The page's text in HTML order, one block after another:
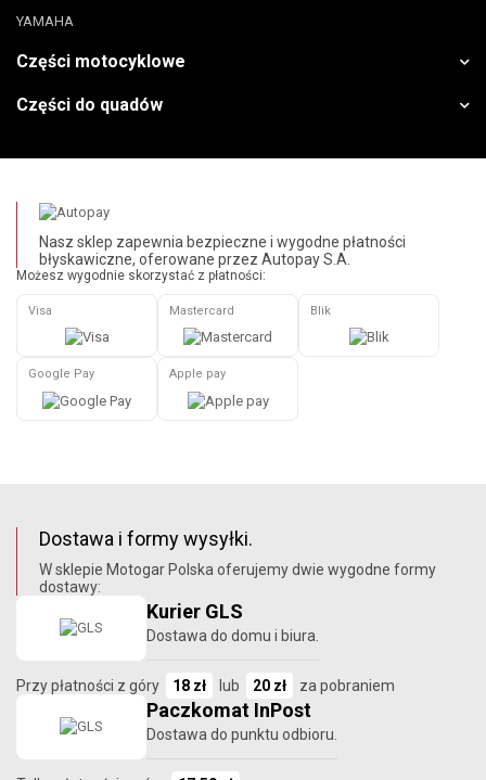
YAMAHA
Części motocyklowe
Części do quadów
Nasz sklep zapewnia bezpieczne i wygodne płatności
błyskawiczne, oferowane przez Autopay S.A.
Możesz wygodnie skorzystać z płatności:
Visa Mastercard Blik
Google Pay Apple pay
Dostawa i formy wysyłki.
W sklepie Motogar Polska oferujemy dwie wygodne formy
dostawy:
Kurier GLS
Dostawa do domu i biura.
Przy płatności z góry 18 zł lub 20 zł za pobraniem
Paczkomat InPost
Dostawa do punktu odbioru.